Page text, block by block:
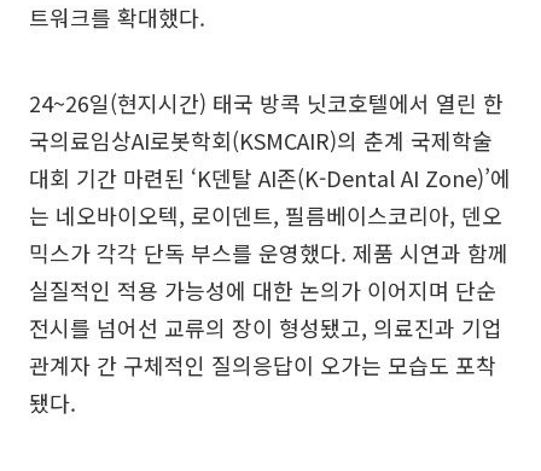
트워크를 확대했다.
24~26일(현지시간) 태국 방콕 닛코호텔에서 열린 한
국의료임상AI로봇학회(KSMCAIR)의 춘계 국제학술
대회 기간 마련된 ‘K덴탈 AI존(K-Dental AI Zone)’에
는 네오바이오텍, 로이덴트, 필름베이스코리아, 덴오
믹스가 각각 단독 부스를 운영했다. 제품 시연과 함께
실질적인 적용 가능성에 대한 논의가 이어지며 단순
전시를 넘어선 교류의 장이 형성됐고, 의료진과 기업
관계자 간 구체적인 질의응답이 오가는 모습도 포착
됐다.